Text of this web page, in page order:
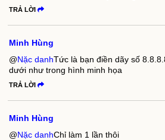
TRẢ LỜI
Minh Hùng
@Nặc danhTức là bạn điền dãy số
dưới như trong hình minh họa
TRẢ LỜI
Minh Hùng
@Nặc danhChỉ làm 1 lần thôi